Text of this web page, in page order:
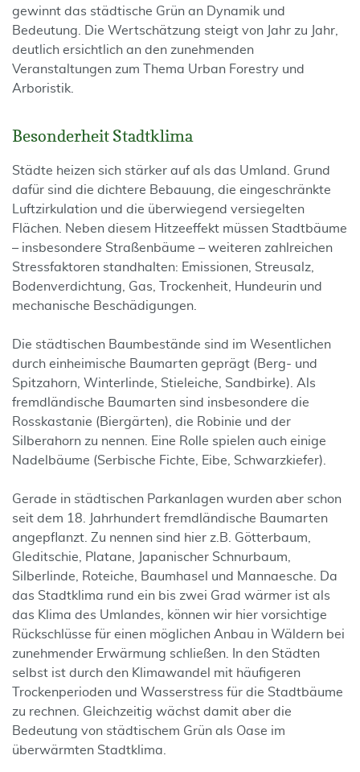
gewinnt das städtische Grün an Dynamik und
Bedeutung. Die Wertschätzung steigt von Jahr zu Jahr,
deutlich ersichtlich an den zunehmenden
Veranstaltungen zum Thema Urban Forestry und
Arboristik.
Besonderheit Stadtklima
Städte heizen sich stärker auf als das Umland. Grund
dafür sind die dichtere Bebauung, die eingeschränkte
Luftzirkulation und die überwiegend versiegelten
Flächen. Neben diesem Hitzeeffekt müssen Stadtbäume
– insbesondere Straßenbäume – weiteren zahlreichen
Stressfaktoren standhalten: Emissionen, Streusalz,
Bodenverdichtung, Gas, Trockenheit, Hundeurin und
mechanische Beschädigungen.
Die städtischen Baumbestände sind im Wesentlichen
durch einheimische Baumarten geprägt (Berg- und
Spitzahorn, Winterlinde, Stieleiche, Sandbirke). Als
fremdländische Baumarten sind insbesondere die
Rosskastanie (Biergärten), die Robinie und der
Silberahorn zu nennen. Eine Rolle spielen auch einige
Nadelbäume (Serbische Fichte, Eibe, Schwarzkiefer).
Gerade in städtischen Parkanlagen wurden aber schon
seit dem 18. Jahrhundert fremdländische Baumarten
angepflanzt. Zu nennen sind hier z.B. Götterbaum,
Gleditschie, Platane, Japanischer Schnurbaum,
Silberlinde, Roteiche, Baumhasel und Mannaesche. Da
das Stadtklima rund ein bis zwei Grad wärmer ist als
das Klima des Umlandes, können wir hier vorsichtige
Rückschlüsse für einen möglichen Anbau in Wäldern bei
zunehmender Erwärmung schließen. In den Städten
selbst ist durch den Klimawandel mit häufigeren
Trockenperioden und Wasserstress für die Stadtbäume
zu rechnen. Gleichzeitig wächst damit aber die
Bedeutung von städtischem Grün als Oase im
überwärmten Stadtklima.